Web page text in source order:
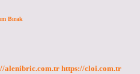
Bırak
alenibric.com.tr https://cloi.com.tr